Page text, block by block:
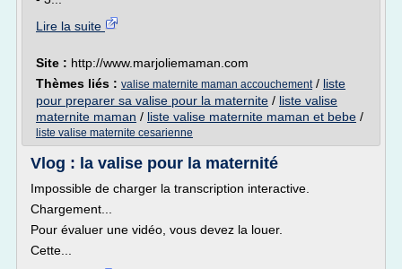
Lire la suite
Site : http://www.marjoliemaman.com
Thèmes liés : valise maternite maman accouchement/ liste
pour preparer sa valise pour la maternite / liste valise
maternite maman / liste valise maternite maman et bebe /
liste valise maternite cesarienne
Vlog : la valise pour la maternité
Impossible de charger la transcription interactive.
Chargement...
Pour évaluer une vidéo, vous devez la louer.
Cette...